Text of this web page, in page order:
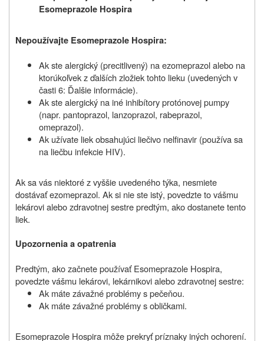
Esomeprazole Hospira
Nepoužívajte Esomeprazole Hospira:
Ak ste alergický (precitlivený) na ezomeprazol alebo na
ktorúkoľvek z ďalších zložiek tohto lieku (uvedených v
časti 6: Ďalšie informácie).
Ak ste alergický na iné inhibítory protónovej pumpy
(napr. pantoprazol, lanzoprazol, rabeprazol,
omeprazol).
Ak užívate liek obsahujúci liečivo nelfinavir (používa sa
na liečbu infekcie HIV).
Ak sa vás niektoré z vyššie uvedeného týka, nesmiete
dostávať ezomeprazol. Ak si nie ste istý, povedzte to vášmu
lekárovi alebo zdravotnej sestre predtým, ako dostanete tento
liek.
Upozornenia a opatrenia
Predtým, ako začnete používať Esomeprazole Hospira,
povedzte vášmu lekárovi, lekárnikovi alebo zdravotnej sestre:
Ak máte závažné problémy s pečeňou.
Ak máte závažné problémy s obličkami.
Esomeprazole Hospira môže prekryť príznaky iných ochorení.